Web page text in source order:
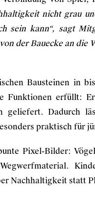
nicht grau
sein kann“, sagt
der Bauecke an die
Bausteinen in
Funktionen erfüllt:
geliefert. Dadurch
praktisch für
Pixel-Bilder:
Nachhaltigkeit statt